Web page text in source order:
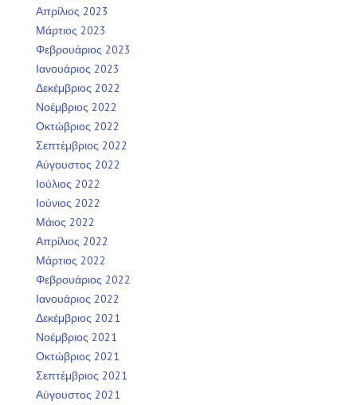
Απρίλιος 2023
Μάρτιος 2023
Φεβρουάριος 2023
Ιανουάριος 2023
Δεκέμβριος 2022
Νοέμβριος 2022
Οκτώβριος 2022
Σεπτέμβριος 2022
Αύγουστος 2022
Ιούλιος 2022
Ιούνιος 2022
Μάιος 2022
Απρίλιος 2022
Μάρτιος 2022
Φεβρουάριος 2022
Ιανουάριος 2022
Δεκέμβριος 2021
Νοέμβριος 2021
Οκτώβριος 2021
Σεπτέμβριος 2021
Αύγουστος 2021